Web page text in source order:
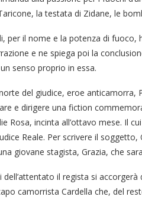
la testata di Zidane, le
per il nome e la potenza di
e ne spiega poi la
senso proprio in essa.
del giudice, eroe
e dirigere una fiction
Rosa, incinta all’ottavo mese. Il
Reale. Per scrivere il
giovane stagista, Grazia, che
il regista si
camorrista Cardella che, del